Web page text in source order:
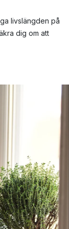
livslängden på
dig om att